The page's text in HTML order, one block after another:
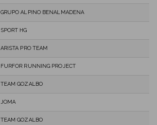
GRUPO ALPINO BENALMADENA
SPORT HG
ARISTA PRO TEAM
FURFOR RUNNING PROJECT
TEAM GOZALBO
JOMA
TEAM GOZALBO